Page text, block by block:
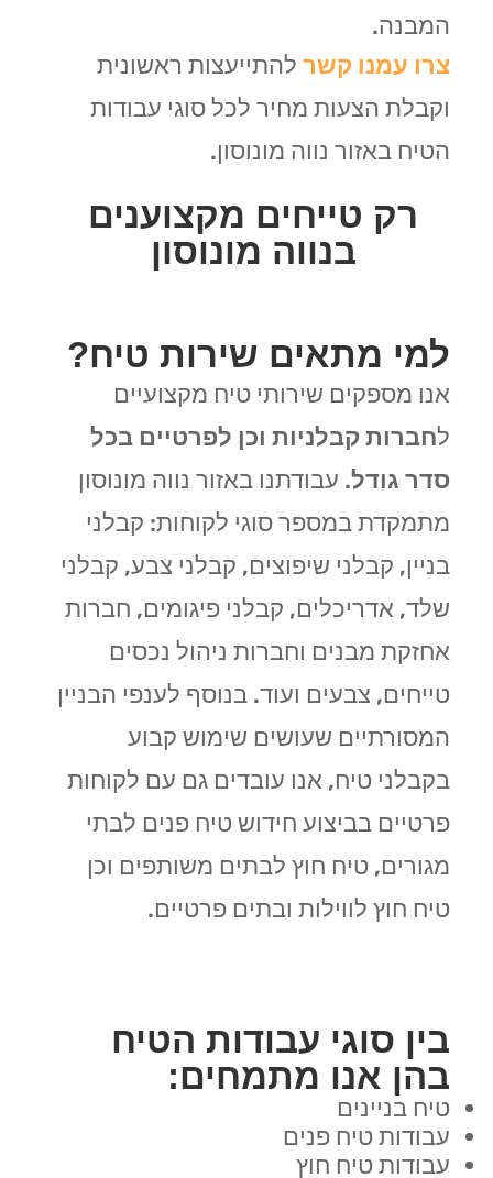
המבנה.
צרו עמנו קשרלהתייעצות ראשונית
וקבלת הצעות מחיר לכל סוגי עבודות
הטיח באזור נווה מונוסון.
רק טייחים מקצוענים
בנווה מונוסון
למי מתאים שירות טיח?
אנו מספקים שירותי טיח מקצועיים
לחברות קבלניות וכן לפרטיים בכל
סדר גודל. עבודתנו באזור נווה מונוסון
מתמקדת במספר סוגי לקוחות: קבלני
בניין, קבלני שיפוצים, קבלני צבע, קבלני
שלד, אדריכלים, קבלני פיגומים, חברות
אחזקת מבנים וחברות ניהול נכסים
טייחים, צבעים ועוד. בנוסף לענפי הבניין
המסורתיים שעושים שימוש קבוע
בקבלני טיח, אנו עובדים גם עם לקוחות
פרטיים בביצוע חידוש טיח פנים לבתי
מגורים, טיח חוץ לבתים משותפים וכן
טיח חוץ לווילות ובתים פרטיים.
בין סוגי עבודות הטיח
בהן אנו מתמחים:
טיח בניינים
עבודות טיח פנים
עבודות טיח חוץ